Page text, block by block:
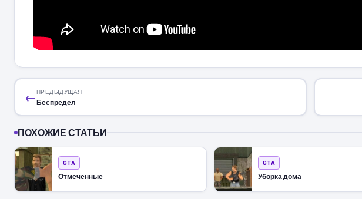
←ПРЕДЫДУЩАЯ
Беспредел
ПОХОЖИЕ СТАТЬИ
GTA
Отмеченные
GTA
Уборка дома